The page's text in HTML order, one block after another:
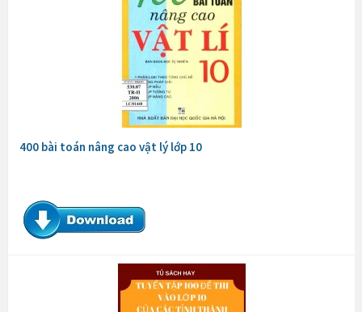
400 bài toán nâng cao vật lý lớp 10